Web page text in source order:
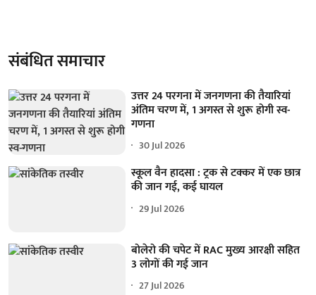
संबंधित समाचार
उत्तर 24 परगना में जनगणना की तैयारियां
अंतिम चरण में, 1 अगस्त से शुरू होगी स्व-
गणना
30 Jul 2026
स्कूल वैन हादसा : ट्रक से टक्कर में एक छात्र
की जान गई, कई घायल
29 Jul 2026
बोलेरो की चपेट में RAC मुख्य आरक्षी सहित
3 लोगों की गई जान
27 Jul 2026